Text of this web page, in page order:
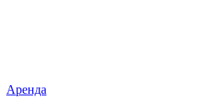
Аренда